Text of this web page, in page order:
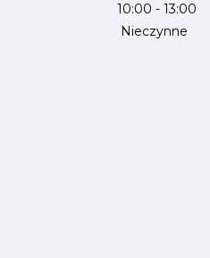
10:00 - 13:00
Nieczynne